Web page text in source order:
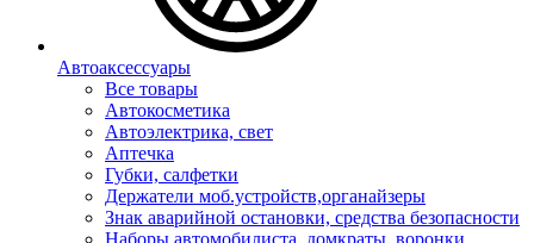
Автоаксессуары
Все товары
Автокосметика
Автоэлектрика, свет
Аптечка
Губки, салфетки
Держатели моб.устройств,органайзеры
Знак аварийной остановки, средства безопасности
Наборы автомобилиста, домкраты, воронки